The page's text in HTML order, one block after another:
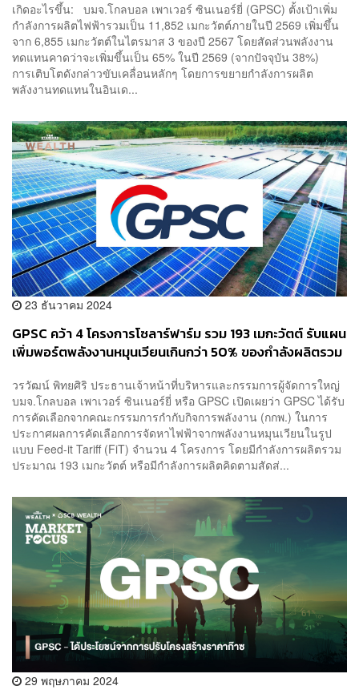
เกิดอะไรขึ้น: บมจ.โกลบอล เพาเวอร์ ซินเนอร์ยี่ (GPSC) ตั้งเป้าเพิ่ม
กำลังการผลิตไฟฟ้ารวมเป็น 11,852 เมกะวัตต์ภายในปี 2569 เพิ่มขึ้น
จาก 6,855 เมกะวัตต์ในไตรมาส 3 ของปี 2567 โดยสัดส่วนพลังงาน
ทดแทนคาดว่าจะเพิ่มขึ้นเป็น 65% ในปี 2569 (จากปัจจุบัน 38%)
การเติบโตดังกล่าวขับเคลื่อนหลักๆ โดยการขยายกำลังการผลิต
พลังงานทดแทนในอินเด...
23 ธันวาคม 2024
GPSC คว้า 4 โครงการโซลาร์ฟาร์ม รวม 193 เมกะวัตต์ รับแผน
เพิ่มพอร์ตพลังงานหมุนเวียนเกินกว่า 50% ของกำลังผลิตรวม
วรวัฒน์ พิทยศิริ ประธานเจ้าหน้าที่บริหารและกรรมการผู้จัดการใหญ่
บมจ.โกลบอล เพาเวอร์ ซินเนอร์ยี่ หรือ GPSC เปิดเผยว่า GPSC ได้รับ
การคัดเลือกจากคณะกรรมการกำกับกิจการพลังงาน (กกพ.) ในการ
ประกาศผลการคัดเลือกการจัดหาไฟฟ้าจากพลังงานหมุนเวียนในรูป
แบบ Feed-it Tariff (FiT) จำนวน 4 โครงการ โดยมีกำลังการผลิตรวม
ประมาณ 193 เมกะวัตต์ หรือมีกำลังการผลิตคิดตามสัดส่...
29 พฤษภาคม 2024